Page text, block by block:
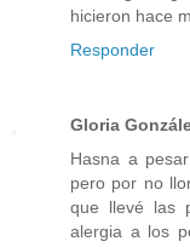
hicieron hace
Responder
Gloria
Hasna a
pero por no
que llevé las
alergia a los